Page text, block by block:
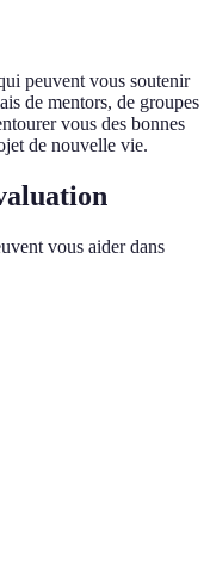
peuvent vous soutenir
de mentors, de groupes
vous des bonnes
de nouvelle vie.
vous aider dans